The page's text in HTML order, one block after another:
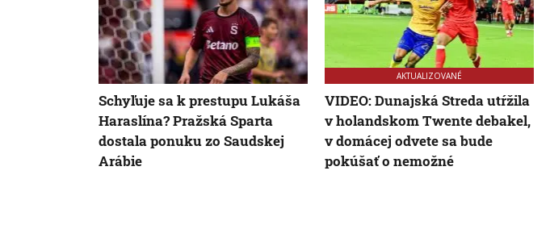
Schyľuje sa k prestupu Lukáša
Haraslína? Pražská Sparta
dostala ponuku zo Saudskej
Arábie
AKTUALIZOVANÉ
VIDEO: Dunajská Streda utŕžila
v holandskom Twente debakel,
v domácej odvete sa bude
pokúšať o nemožné